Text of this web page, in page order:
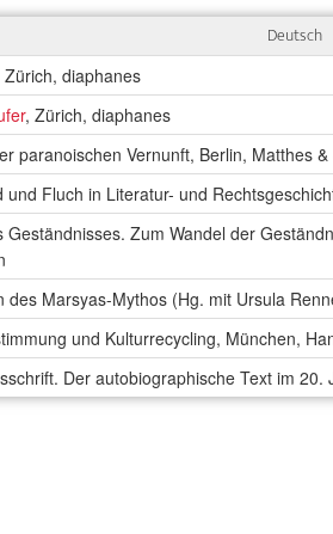
Deutsch
Zürich, diaphanes
, Zürich, diaphanes
paranoischen Vernunft, Berlin, Matthes &
und Fluch in Literatur- und
Geständnisses. Zum Wandel der
des Marsyas-Mythos (Hg. mit Ursula
und Kulturrecycling, München,
Der autobiographische Text im